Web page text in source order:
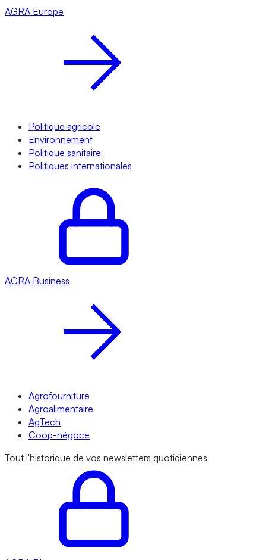
AGRA Europe
Politique agricole
Environnement
Politique sanitaire
Politiques internationales
AGRA Business
Agrofourniture
Agroalimentaire
AgTech
Coop-négoce
Tout l'historique de vos newsletters quotidiennes